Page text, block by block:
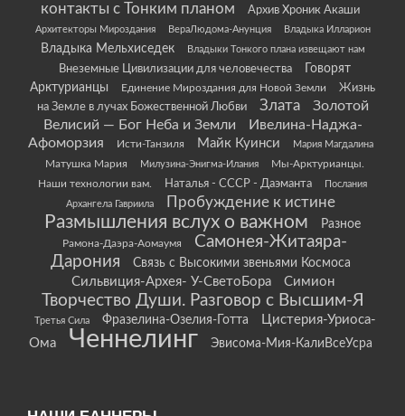
контакты с Тонким планом
Архив Хроник Акаши
Архитекторы Мироздания ВераЛюдома-Анунция Владыка Илларион
Владыка Мельхиседек Владыки Тонкого плана извещают нам
Внеземные Цивилизации для человечества
Говорят
Арктурианцы
Единение Мироздания для Новой Земли
Жизнь
на Земле в лучах Божественной Любви
Злата
Золотой
Велисий — Бог Неба и Земли
Ивелина-Наджа-
Афоморзия
Исти-Танзиля Майк Куинси Мария Магдалина
Матушка Мария Милузина-Энигма-Илания
Мы-Арктурианцы.
Наши технологии вам.
Наталья - СССР - Даэманта
Послания
Архангела Гавриила
Пробуждение к истине
Размышления вслух о важном Разное
Рамона-Даэра-Аомаумя
Самонея-Житаяра-
Дарония
Связь с Высокими звеньями Космоса
Сильвиция-Архея- У-СветоБора Симион
Творчество Души. Разговор с Высшим-Я
Третья Сила Фразелина-Озелия-Готта
Цистерия-Уриоса-
Ома
Ченнелинг Эвисома-Мия-КалиВсеУсра